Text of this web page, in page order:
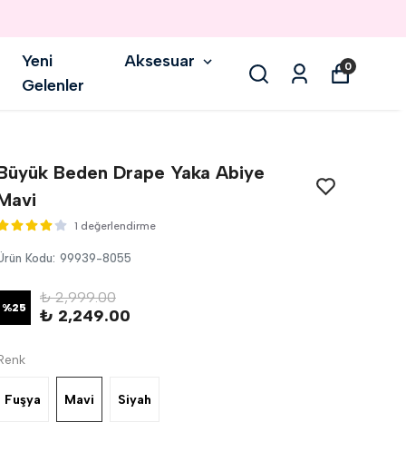
Yeni
Gelenler
Aksesuar 0
Beden Drape Yaka Abiye
1 değerlendirme
Kodu: 99939-8055
%25
₺ 2,999.00
₺ 2,249.00
Fuşya Mavi Siyah